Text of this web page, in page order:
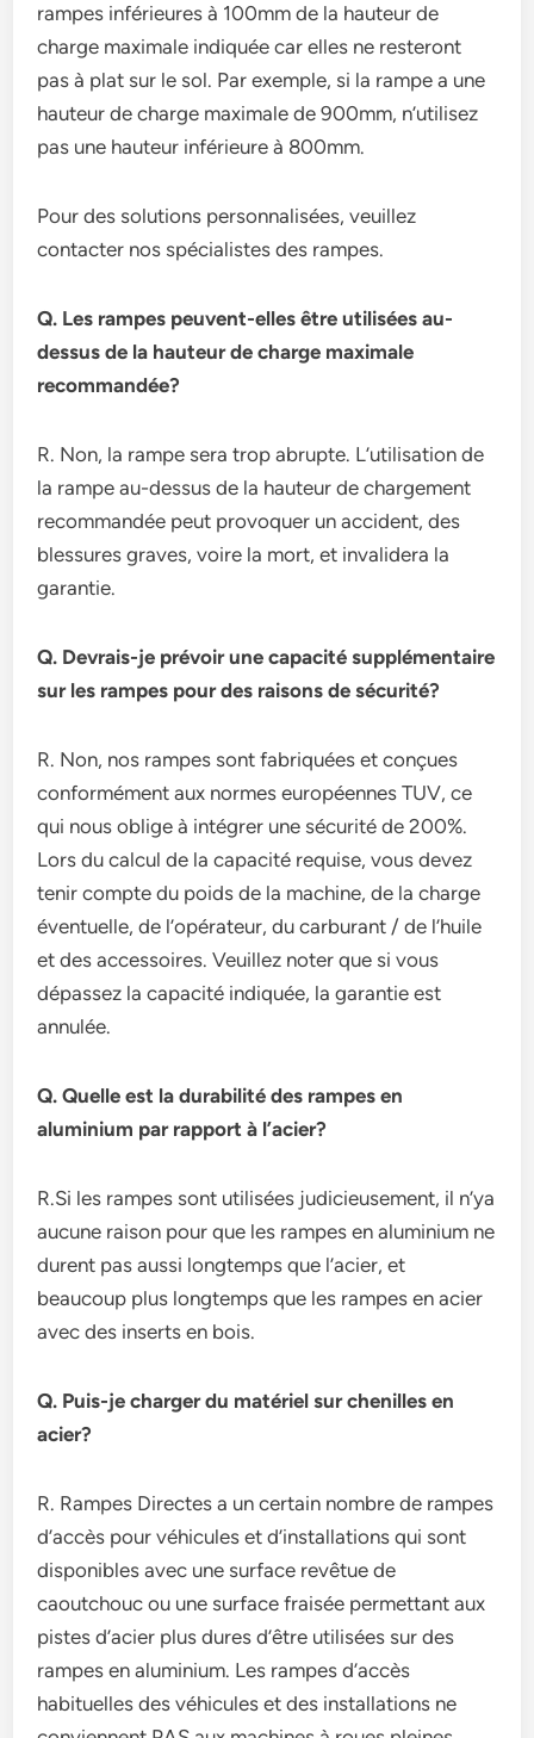
rampes inférieures à 100mm de la hauteur de
charge maximale indiquée car elles ne resteront
pas à plat sur le sol. Par exemple, si la rampe a une
hauteur de charge maximale de 900mm, n’utilisez
pas une hauteur inférieure à 800mm.
Pour des solutions personnalisées, veuillez
contacter nos spécialistes des rampes.
Q. Les rampes peuvent-elles être utilisées au-
dessus de la hauteur de charge maximale
recommandée?
R. Non, la rampe sera trop abrupte. L’utilisation de
la rampe au-dessus de la hauteur de chargement
recommandée peut provoquer un accident, des
blessures graves, voire la mort, et invalidera la
garantie.
Q. Devrais-je prévoir une capacité supplémentaire
sur les rampes pour des raisons de sécurité?
R. Non, nos rampes sont fabriquées et conçues
conformément aux normes européennes TUV, ce
qui nous oblige à intégrer une sécurité de 200%.
Lors du calcul de la capacité requise, vous devez
tenir compte du poids de la machine, de la charge
éventuelle, de l’opérateur, du carburant / de l’huile
et des accessoires. Veuillez noter que si vous
dépassez la capacité indiquée, la garantie est
annulée.
Q. Quelle est la durabilité des rampes en
aluminium par rapport à l’acier?
R.Si les rampes sont utilisées judicieusement, il n’ya
aucune raison pour que les rampes en aluminium ne
durent pas aussi longtemps que l’acier, et
beaucoup plus longtemps que les rampes en acier
avec des inserts en bois.
Q. Puis-je charger du matériel sur chenilles en
acier?
R. Rampes Directes a un certain nombre de rampes
d’accès pour véhicules et d’installations qui sont
disponibles avec une surface revêtue de
caoutchouc ou une surface fraisée permettant aux
pistes d’acier plus dures d’être utilisées sur des
rampes en aluminium. Les rampes d’accès
habituelles des véhicules et des installations ne